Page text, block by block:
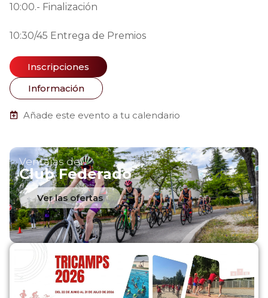
10:00.- Finalización
10:30/45 Entrega de Premios
Inscripciones
Información
Añade este evento a tu calendario
Ventajas del
Club Federado
Ver las ofertas